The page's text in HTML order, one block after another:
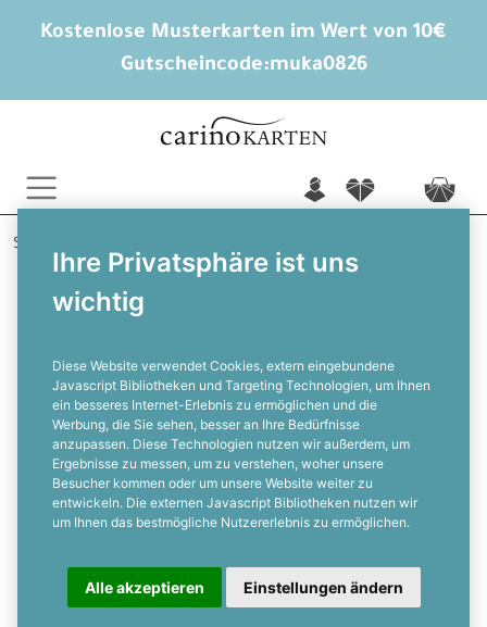
Kostenlose Musterkarten im Wert von 10€
Gutscheincode:muka0826
Ihre Privatsphäre ist uns
wichtig
Diese Website verwendet Cookies, extern eingebundene
Javascript Bibliotheken und Targeting Technologien, um Ihnen
ein besseres Internet-Erlebnis zu ermöglichen und die
Werbung, die Sie sehen, besser an Ihre Bedürfnisse
anzupassen. Diese Technologien nutzen wir außerdem, um
Ergebnisse zu messen, um zu verstehen, woher unsere
Besucher kommen oder um unsere Website weiter zu
entwickeln. Die externen Javascript Bibliotheken nutzen wir
um Ihnen das bestmögliche Nutzererlebnis zu ermöglichen.
Alle akzeptieren Einstellungen ändern
n f c
Startseite
Rieke und Thorben
Maritimie Hochzeitsdanksagung mit